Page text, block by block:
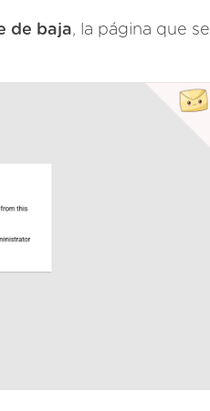
de baja, la página que se